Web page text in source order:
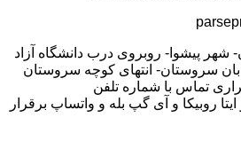
پیشوا- روبروی درب دانشگاه آزاد
سروستان- انتهای کوچه سروستان
برقراری تماس با شماره تلفن
تلگرام و ایتا روبیکا و آی گپ بله و واتساپ برقرار